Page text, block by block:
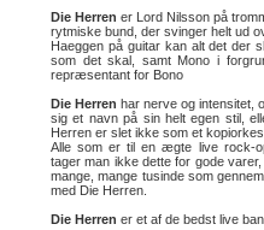
Die Herren er Lord Nilsson på
rytmiske bund, der svinger helt ud
Haeggen på guitar kan alt det der
som det skal, samt Mono i
repræsentant for Bono
Die Herren har nerve og intensitet,
sig et navn på sin helt egen stil,
Herren er slet ikke som et
Alle som er til en ægte live rock-
tager man ikke dette for gode
mange, mange tusinde som
med Die Herren.
Die Herren er et af de bedst live